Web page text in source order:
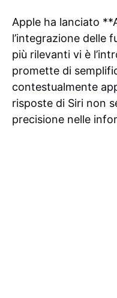
Apple ha lanciato
l’integrazione delle
più rilevanti vi è
promette di
contestualmente
risposte di Siri non
precisione nelle